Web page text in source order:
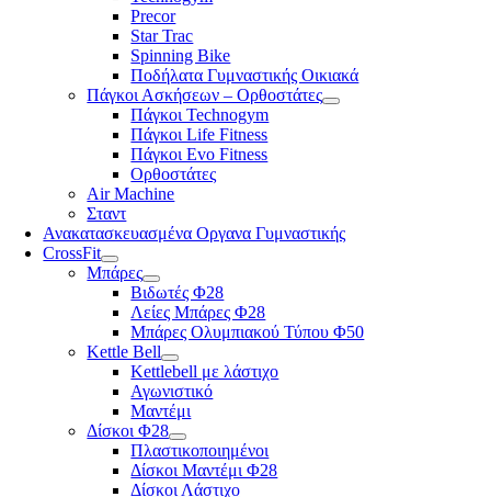
Precor
Star Trac
Spinning Bike
Ποδήλατα Γυμναστικής Οικιακά
Πάγκοι Ασκήσεων – Ορθοστάτες
Πάγκοι Technogym
Πάγκοι Life Fitness
Πάγκοι Evo Fitness
Ορθοστάτες
Air Machine
Σταντ
Ανακατασκευασμένα Οργανα Γυμναστικής
CrossFit
Μπάρες
Βιδωτές Φ28
Λείες Μπάρες Φ28
Μπάρες Ολυμπιακού Τύπου Φ50
Kettle Bell
Kettlebell με λάστιχο
Αγωνιστικό
Μαντέμι
Δίσκοι Φ28
Πλαστικοποιημένοι
Δίσκοι Μαντέμι Φ28
Δίσκοι Λάστιχο